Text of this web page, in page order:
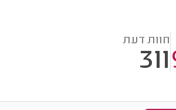
חוות דעת
311